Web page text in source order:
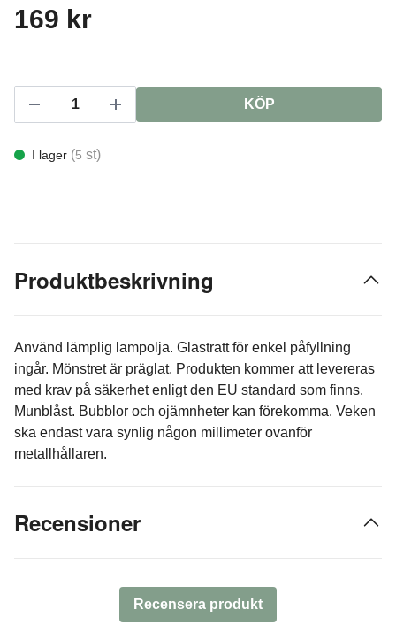
169 kr
KÖP
I lager (5 st)
Produktbeskrivning
Använd lämplig lampolja. Glastratt för enkel påfyllning
ingår. Mönstret är präglat. Produkten kommer att levereras
med krav på säkerhet enligt den EU standard som finns.
Munblåst. Bubblor och ojämnheter kan förekomma. Veken
ska endast vara synlig någon millimeter ovanför
metallhållaren.
Recensioner
Recensera produkt